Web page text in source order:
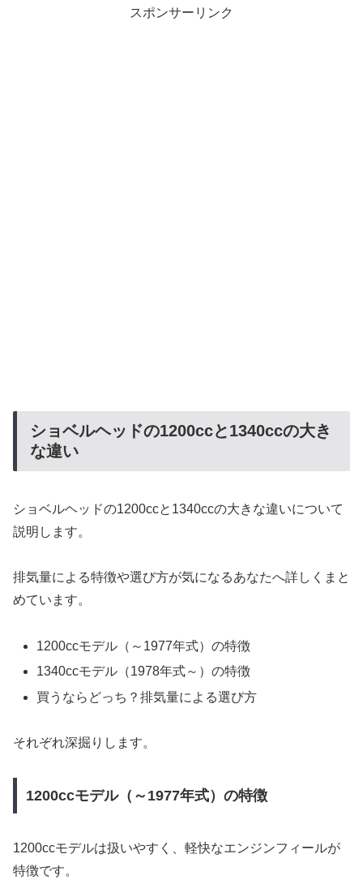
スポンサーリンク
ショベルヘッドの1200ccと1340ccの大き
な違い
ショベルヘッドの1200ccと1340ccの大きな違いについて
説明します。
排気量による特徴や選び方が気になるあなたへ詳しくまと
めています。
1200ccモデル（～1977年式）の特徴
1340ccモデル（1978年式～）の特徴
買うならどっち？排気量による選び方
それぞれ深掘りします。
1200ccモデル（～1977年式）の特徴
1200ccモデルは扱いやすく、軽快なエンジンフィールが
特徴です。